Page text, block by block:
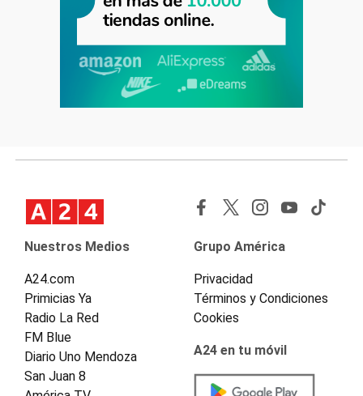
Nuestros Medios
A24.com
Primicias Ya
Radio La Red
FM Blue
Diario Uno Mendoza
San Juan 8
Grupo América
Privacidad
Términos y Condiciones
Cookies
A24 en tu móvil